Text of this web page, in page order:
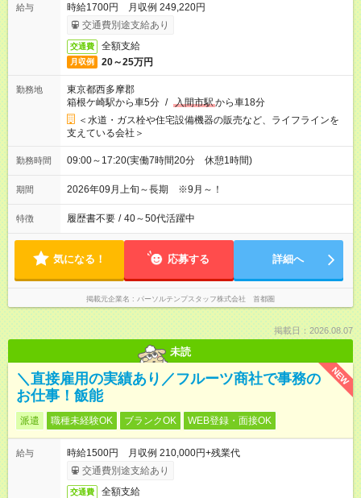
給与
時給1700円 月収例 249,220円
交通費別途支給あり
交通費 全額支給
月収例 20～25万円
勤務地
東京都西多摩郡
箱根ケ崎駅から車5分 / 入間市駅から車18分
＜水道・ガス栓や住宅設備機器の販売など、ライフラインを
支えている会社＞
勤務時間 09:00～17:20(実働7時間20分 休憩1時間)
期間 2026年09月上旬～長期 ※9月～！
特徴 履歴書不要 / 40～50代活躍中
気になる！ 応募する 詳細へ
掲載元企業名 パーソルテンプスタッフ株式会社 首都圏
掲載日：2026.08.07
未読
NEW
＼直接雇用の実績あり／フルーツ商社で事務の
お仕事！飯能
派遣 職種未経験OK ブランクOK WEB登録・面接OK
給与
時給1500円 月収例 210,000円+残業代
交通費別途支給あり
交通費 全額支給